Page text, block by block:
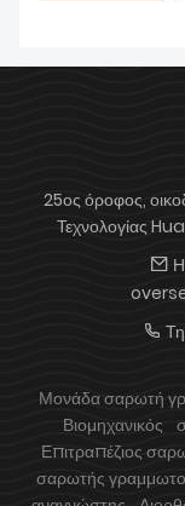
25ος όροφος,
Τεχνολογίας
Μονάδα σαρωτή
Βιομηχανικός
Επιτραπέζιος
σαρωτής